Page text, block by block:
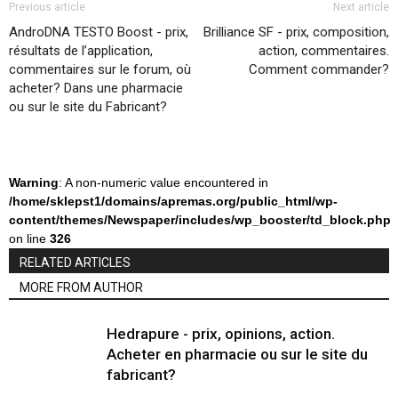
Previous article
AndroDNA TESTO Boost - prix,
résultats de l’application,
commentaires sur le forum, où
acheter? Dans une pharmacie
ou sur le site du Fabricant?
Next article
Brilliance SF - prix, composition,
action, commentaires.
Comment commander?
Warning: A non-numeric value encountered in
/home/sklepst1/domains/apremas.org/public_html/wp-
content/themes/Newspaper/includes/wp_booster/td_block.php
on line 326
RELATED ARTICLES
MORE FROM AUTHOR
Hedrapure - prix, opinions, action.
Acheter en pharmacie ou sur le site du
fabricant?